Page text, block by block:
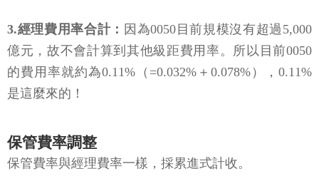
3.經理費用率合計： 因為0050目前規模沒有超過5,000
億元，故不會計算到其他級距費用率。所以目前0050
的費用率就約為0.11%（=0.032%＋0.078%），0.11%
是這麼來的！
保管費率調整
保管費率與經理費率一樣，採累進式計收。